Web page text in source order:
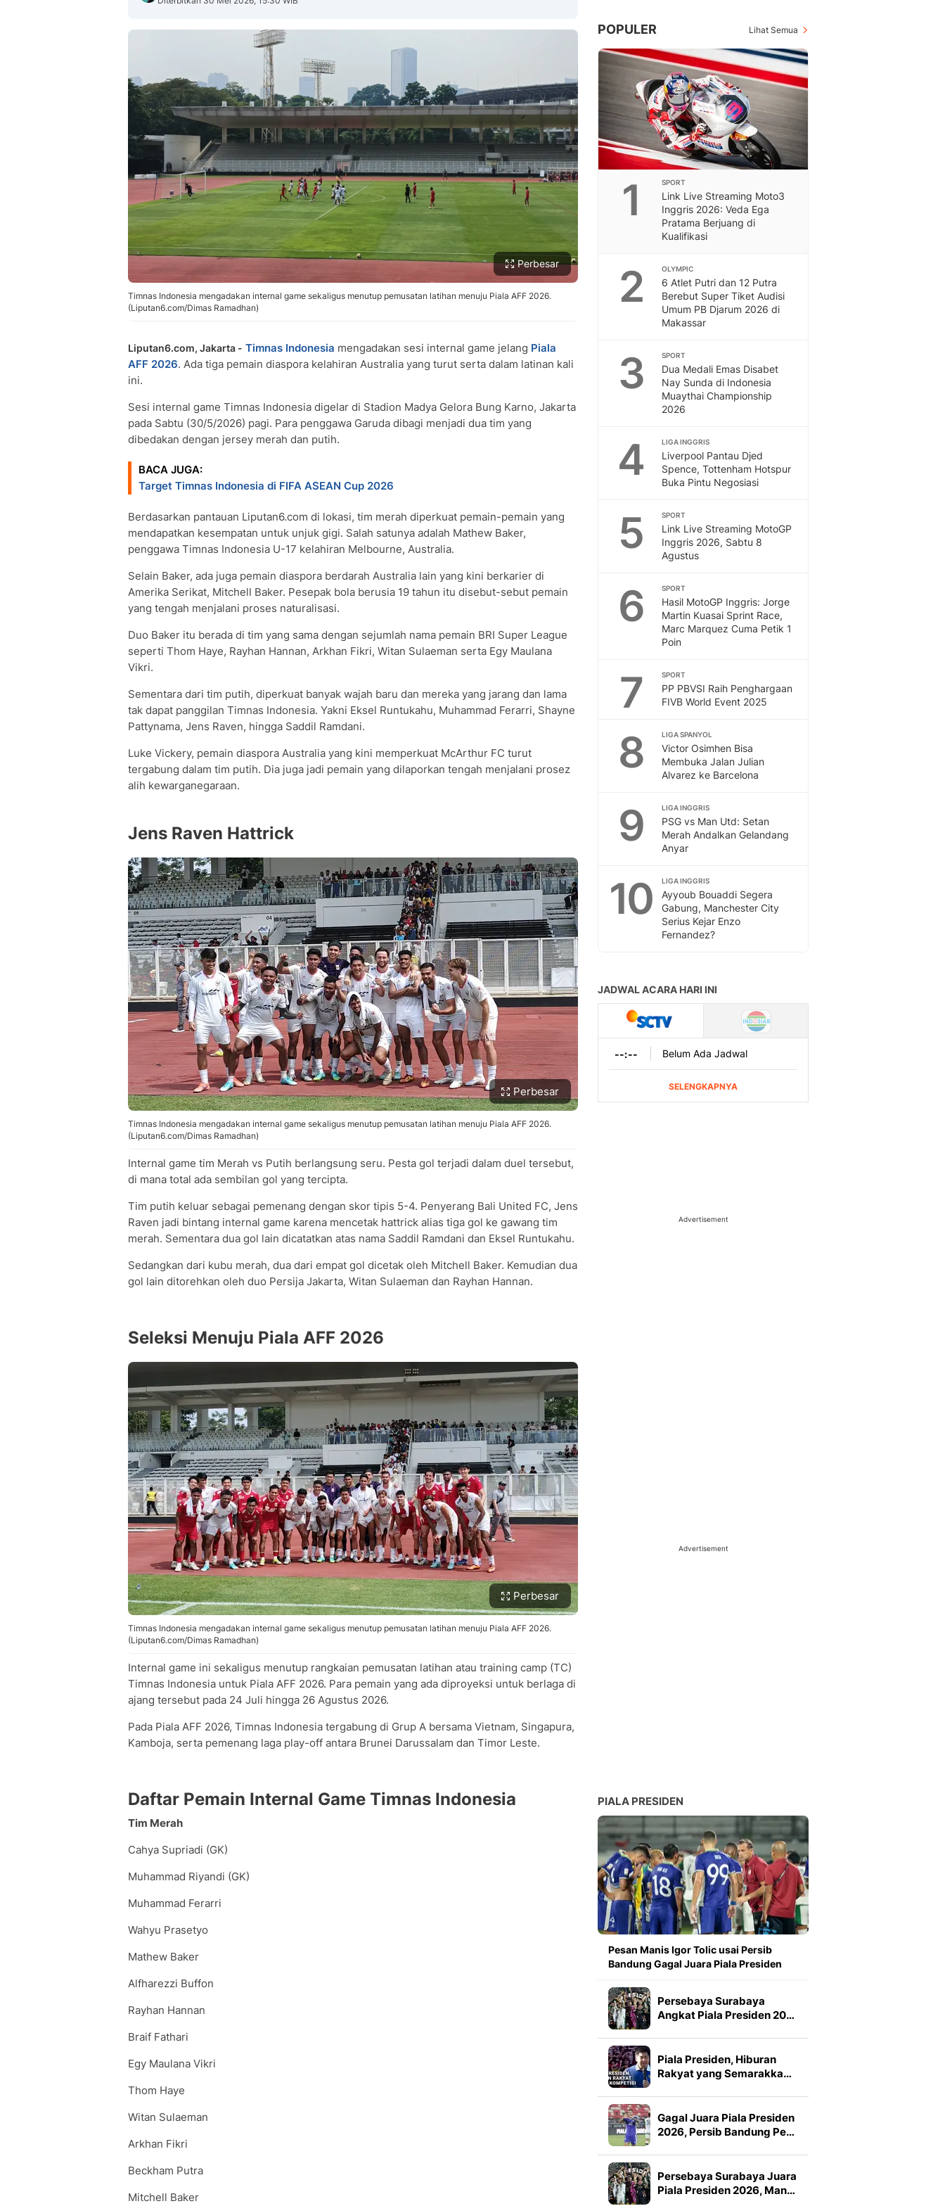
Perbesar
Timnas Indonesia mengadakan internal game sekaligus menutup pemusatan latihan menuju Piala AFF 2026.
(Liputan6.com/Dimas Ramadhan)
Liputan6.com, Jakarta - Timnas Indonesia mengadakan sesi internal game jelang Piala
AFF 2026. Ada tiga pemain diaspora kelahiran Australia yang turut serta dalam latinan kali
ini.
Sesi internal game Timnas Indonesia digelar di Stadion Madya Gelora Bung Karno, Jakarta
pada Sabtu (30/5/2026) pagi. Para penggawa Garuda dibagi menjadi dua tim yang
dibedakan dengan jersey merah dan putih.
BACA JUGA:
Target Timnas Indonesia di FIFA ASEAN Cup 2026
Berdasarkan pantauan Liputan6.com di lokasi, tim merah diperkuat pemain-pemain yang
mendapatkan kesempatan untuk unjuk gigi. Salah satunya adalah Mathew Baker,
penggawa Timnas Indonesia U-17 kelahiran Melbourne, Australia.
Selain Baker, ada juga pemain diaspora berdarah Australia lain yang kini berkarier di
Amerika Serikat, Mitchell Baker. Pesepak bola berusia 19 tahun itu disebut-sebut pemain
yang tengah menjalani proses naturalisasi.
Duo Baker itu berada di tim yang sama dengan sejumlah nama pemain BRI Super League
seperti Thom Haye, Rayhan Hannan, Arkhan Fikri, Witan Sulaeman serta Egy Maulana
Vikri.
Sementara dari tim putih, diperkuat banyak wajah baru dan mereka yang jarang dan lama
tak dapat panggilan Timnas Indonesia. Yakni Eksel Runtukahu, Muhammad Ferarri, Shayne
Pattynama, Jens Raven, hingga Saddil Ramdani.
Luke Vickery, pemain diaspora Australia yang kini memperkuat McArthur FC turut
tergabung dalam tim putih. Dia juga jadi pemain yang dilaporkan tengah menjalani prosez
alih kewarganegaraan.
Jens Raven Hattrick
Perbesar
Timnas Indonesia mengadakan internal game sekaligus menutup pemusatan latihan menuju Piala AFF 2026.
(Liputan6.com/Dimas Ramadhan)
Internal game tim Merah vs Putih berlangsung seru. Pesta gol terjadi dalam duel tersebut,
di mana total ada sembilan gol yang tercipta.
Tim putih keluar sebagai pemenang dengan skor tipis 5-4. Penyerang Bali United FC, Jens
Raven jadi bintang internal game karena mencetak hattrick alias tiga gol ke gawang tim
merah. Sementara dua gol lain dicatatkan atas nama Saddil Ramdani dan Eksel Runtukahu.
Sedangkan dari kubu merah, dua dari empat gol dicetak oleh Mitchell Baker. Kemudian dua
gol lain ditorehkan oleh duo Persija Jakarta, Witan Sulaeman dan Rayhan Hannan.
Seleksi Menuju Piala AFF 2026
Perbesar
Timnas Indonesia mengadakan internal game sekaligus menutup pemusatan latihan menuju Piala AFF 2026.
(Liputan6.com/Dimas Ramadhan)
Internal game ini sekaligus menutup rangkaian pemusatan latihan atau training camp (TC)
Timnas Indonesia untuk Piala AFF 2026. Para pemain yang ada diproyeksi untuk berlaga di
ajang tersebut pada 24 Juli hingga 26 Agustus 2026.
Pada Piala AFF 2026, Timnas Indonesia tergabung di Grup A bersama Vietnam, Singapura,
Kamboja, serta pemenang laga play-off antara Brunei Darussalam dan Timor Leste.
Daftar Pemain Internal Game Timnas Indonesia
Tim Merah
Cahya Supriadi (GK)
Muhammad Riyandi (GK)
Muhammad Ferarri
Wahyu Prasetyo
Mathew Baker
Alfharezzi Buffon
Rayhan Hannan
Braif Fathari
Egy Maulana Vikri
Thom Haye
Witan Sulaeman
Arkhan Fikri
Beckham Putra
Mitchell Baker
POPULER Lihat Semua
1 SPORT
Link Live Streaming Moto3
Inggris 2026: Veda Ega
Pratama Berjuang di
Kualifikasi
2 OLYMPIC
6 Atlet Putri dan 12 Putra
Berebut Super Tiket Audisi
Umum PB Djarum 2026 di
Makassar
3 SPORT
Dua Medali Emas Disabet
Nay Sunda di Indonesia
Muaythai Championship
2026
4 LIGA INGGRIS
Liverpool Pantau Djed
Spence, Tottenham Hotspur
Buka Pintu Negosiasi
5 SPORT
Link Live Streaming MotoGP
Inggris 2026, Sabtu 8
Agustus
6 SPORT
Hasil MotoGP Inggris: Jorge
Martin Kuasai Sprint Race,
Marc Marquez Cuma Petik 1
Poin
7 SPORT
PP PBVSI Raih Penghargaan
FIVB World Event 2025
8 LIGA SPANYOL
Victor Osimhen Bisa
Membuka Jalan Julian
Alvarez ke Barcelona
9 LIGA INGGRIS
PSG vs Man Utd: Setan
Merah Andalkan Gelandang
Anyar
10 LIGA INGGRIS
Ayyoub Bouaddi Segera
Gabung, Manchester City
Serius Kejar Enzo
Fernandez?
Advertisement
Advertisement
PIALA PRESIDEN
Pesan Manis Igor Tolic usai Persib
Bandung Gagal Juara Piala Presiden
Persebaya Surabaya
Angkat Piala Presiden 20…
Piala Presiden, Hiburan
Rakyat yang Semarakka…
Gagal Juara Piala Presiden
2026, Persib Bandung Pe…
Persebaya Surabaya Juara
Piala Presiden 2026, Man…